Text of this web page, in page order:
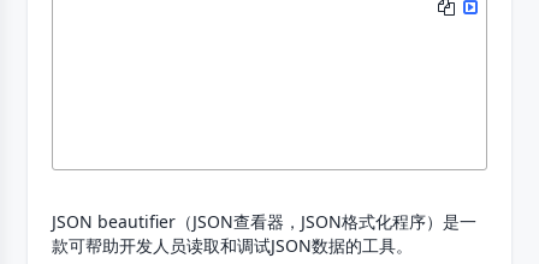
JSON beautifier（JSON查看器，JSON格式化程序）是一
款可帮助开发人员读取和调试JSON数据的工具。